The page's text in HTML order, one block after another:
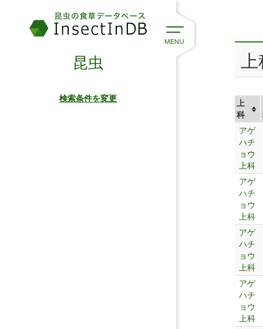
上
科
アゲ
ハチ
ョウ
上科
アゲ
ハチ
ョウ
上科
アゲ
ハチ
ョウ
上科
アゲ
ハチ
ョウ
上科
昆虫
検索条件を変更